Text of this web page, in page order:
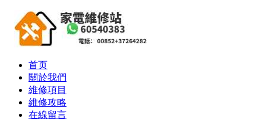
首页
關於我們
維修項目
維修攻略
在線留言